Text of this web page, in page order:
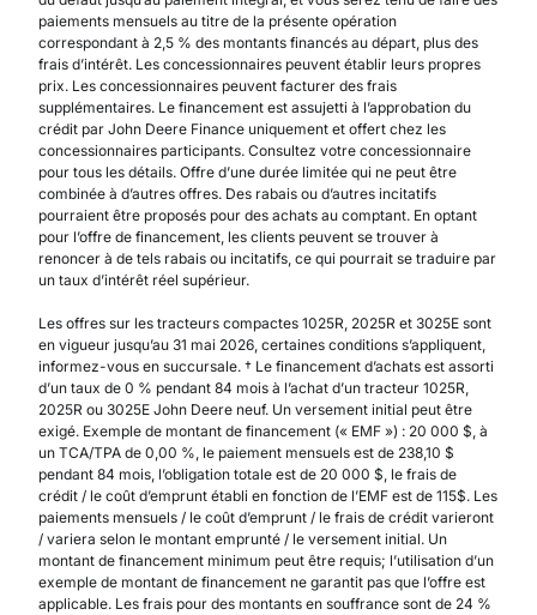
paiements mensuels au titre de la présente opération
correspondant à 2,5 % des montants financés au départ, plus des
frais d’intérêt. Les concessionnaires peuvent établir leurs propres
prix. Les concessionnaires peuvent facturer des frais
supplémentaires. Le financement est assujetti à l’approbation du
crédit par John Deere Finance uniquement et offert chez les
concessionnaires participants. Consultez votre concessionnaire
pour tous les détails. Offre d’une durée limitée qui ne peut être
combinée à d’autres offres. Des rabais ou d’autres incitatifs
pourraient être proposés pour des achats au comptant. En optant
pour l’offre de financement, les clients peuvent se trouver à
renoncer à de tels rabais ou incitatifs, ce qui pourrait se traduire par
un taux d’intérêt réel supérieur.
Les offres sur les tracteurs compactes 1025R, 2025R et 3025E sont
en vigueur jusqu’au 31 mai 2026, certaines conditions s’appliquent,
informez-vous en succursale. † Le financement d’achats est assorti
d’un taux de 0 % pendant 84 mois à l’achat d’un tracteur 1025R,
2025R ou 3025E John Deere neuf. Un versement initial peut être
exigé. Exemple de montant de financement (« EMF ») : 20 000 $, à
un TCA/TPA de 0,00 %, le paiement mensuels est de 238,10 $
pendant 84 mois, l’obligation totale est de 20 000 $, le frais de
crédit / le coût d’emprunt établi en fonction de l’EMF est de 115$. Les
paiements mensuels / le coût d’emprunt / le frais de crédit varieront
/ variera selon le montant emprunté / le versement initial. Un
montant de financement minimum peut être requis; l’utilisation d’un
exemple de montant de financement ne garantit pas que l’offre est
applicable. Les frais pour des montants en souffrance sont de 24 %